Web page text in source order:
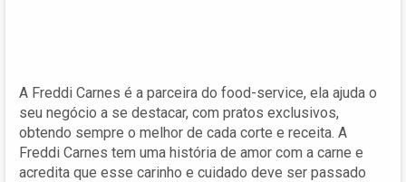
A Freddi Carnes é a parceira do food-service, ela ajuda o
seu negócio a se destacar, com pratos exclusivos,
obtendo sempre o melhor de cada corte e receita. A
Freddi Carnes tem uma história de amor com a carne e
acredita que esse carinho e cuidado deve ser passado